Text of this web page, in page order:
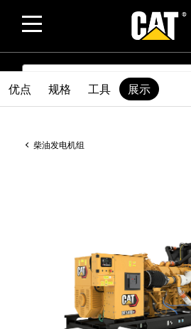
SEARCH
柴油发电机组
优点 规格 工具 展示